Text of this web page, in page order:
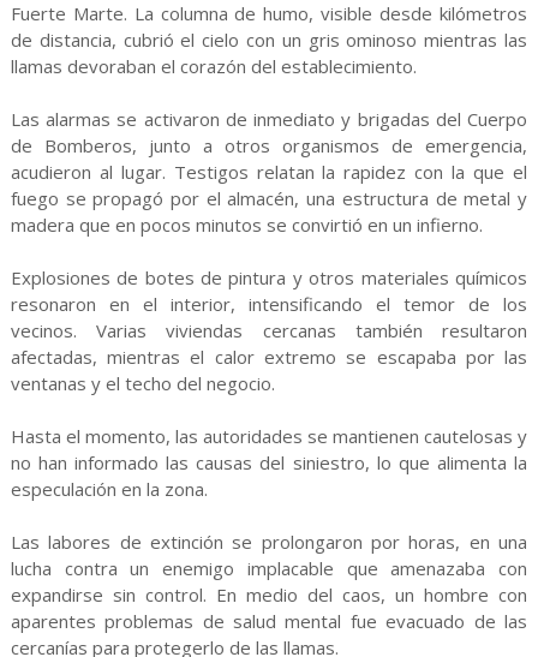
Fuerte Marte. La columna de humo, visible desde kilómetros
de distancia, cubrió el cielo con un gris ominoso mientras las
llamas devoraban el corazón del establecimiento.
Las alarmas se activaron de inmediato y brigadas del Cuerpo
de Bomberos, junto a otros organismos de emergencia,
acudieron al lugar. Testigos relatan la rapidez con la que el
fuego se propagó por el almacén, una estructura de metal y
madera que en pocos minutos se convirtió en un infierno.
Explosiones de botes de pintura y otros materiales químicos
resonaron en el interior, intensificando el temor de los
vecinos. Varias viviendas cercanas también resultaron
afectadas, mientras el calor extremo se escapaba por las
ventanas y el techo del negocio.
Hasta el momento, las autoridades se mantienen cautelosas y
no han informado las causas del siniestro, lo que alimenta la
especulación en la zona.
Las labores de extinción se prolongaron por horas, en una
lucha contra un enemigo implacable que amenazaba con
expandirse sin control. En medio del caos, un hombre con
aparentes problemas de salud mental fue evacuado de las
cercanías para protegerlo de las llamas.